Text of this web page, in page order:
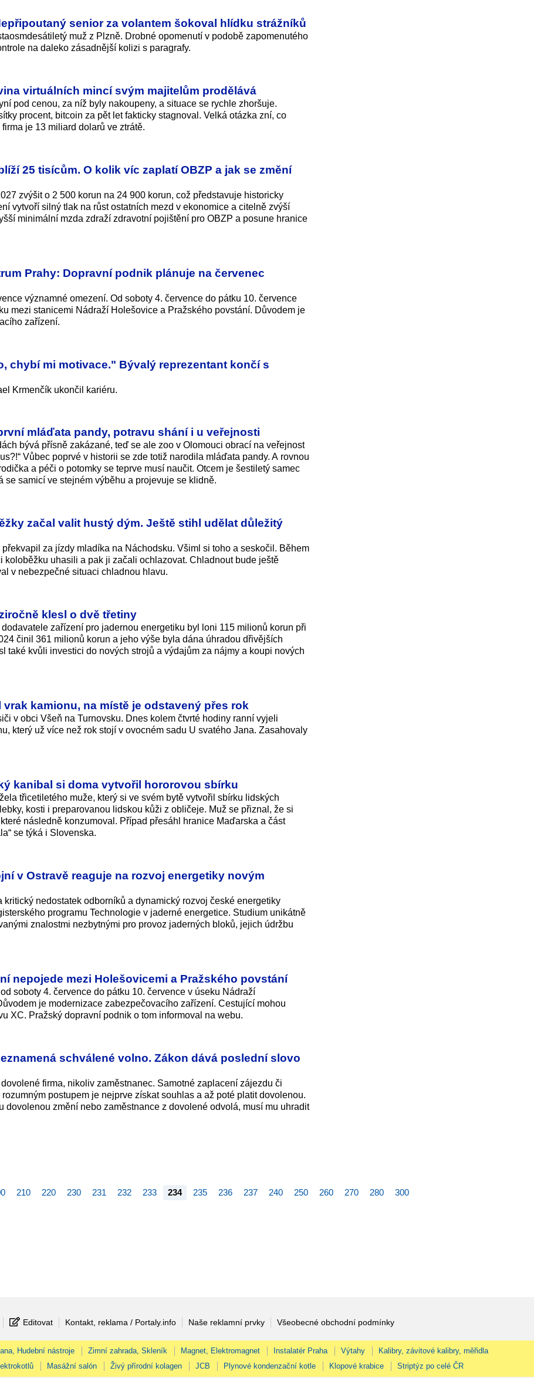
senior za volantem šokoval hlídku strážníků
muž z Plzně. Drobné opomenutí v podobě zapomenutého
na daleko zásadnější kolizi s paragrafy.
virtuálních mincí svým majitelům prodělává
pod cenou, za níž byly nakoupeny, a situace se rychle zhoršuje.
procent, bitcoin za pět let fakticky stagnoval. Velká otázka zní, co
je 13 miliard dolarů ve ztrátě.
25 tisícům. O kolik víc zaplatí OBZP a jak se změní
zvýšit o 2 500 korun na 24 900 korun, což představuje historicky
vytvoří silný tlak na růst ostatních mezd v ekonomice a citelně zvýší
minimální mzda zdraží zdravotní pojištění pro OBZP a posune hranice
Prahy: Dopravní podnik plánuje na červenec
významné omezení. Od soboty 4. července do pátku 10. července
mezi stanicemi Nádraží Holešovice a Pražského povstání. Důvodem je
zařízení.
chybí mi motivace." Bývalý reprezentant končí s
Krmenčík ukončil kariéru.
mláďata pandy, potravu shání i u veřejnosti
bývá přísně zakázané, teď se ale zoo v Olomouci obrací na veřejnost
Vůbec poprvé v historii se zde totiž narodila mláďata pandy. A rovnou
a péči o potomky se teprve musí naučit. Otcem je šestiletý samec
se samicí ve stejném výběhu a projevuje se klidně.
začal valit hustý dým. Ještě stihl udělat důležitý
za jízdy mladíka na Náchodsku. Všiml si toho a seskočil. Během
koloběžku uhasili a pak ji začali ochlazovat. Chladnout bude ještě
v nebezpečné situaci chladnou hlavu.
klesl o dvě třetiny
zařízení pro jadernou energetiku byl loni 115 milionů korun při
činil 361 milionů korun a jeho výše byla dána úhradou dřivějších
také kvůli investici do nových strojů a výdajům za nájmy a koupi nových
kamionu, na místě je odstavený přes rok
v obci Všeň na Turnovsku. Dnes kolem čtvrté hodiny ranní vyjeli
který už více než rok stojí v ovocném sadu U svatého Jana. Zasahovaly
kanibal si doma vytvořil hororovou sbírku
třicetiletého muže, který si ve svém bytě vytvořil sbírku lidských
kosti i preparovanou lidskou kůži z obličeje. Muž se přiznal, že si
následně konzumoval. Případ přesáhl hranice Maďarska a část
se týká i Slovenska.
v Ostravě reaguje na rozvoj energetiky novým
nedostatek odborníků a dynamický rozvoj české energetiky
programu Technologie v jaderné energetice. Studium unikátně
znalostmi nezbytnými pro provoz jaderných bloků, jejich údržbu
nepojede mezi Holešovicemi a Pražského povstání
soboty 4. července do pátku 10. července v úseku Nádraží
je modernizace zabezpečovacího zařízení. Cestující mohou
XC. Pražský dopravní podnik o tom informoval na webu.
schválené volno. Zákon dává poslední slovo
firma, nikoliv zaměstnanec. Samotné zaplacení zájezdu či
postupem je nejprve získat souhlas a až poté platit dovolenou.
dovolenou změní nebo zaměstnance z dovolené odvolá, musí mu uhradit
210 220 230 231 232 233 234 235 236 237 240 250 260 270 280 300
Editovat Kontakt, reklama / Portaly.info Naše reklamní prvky Všeobecné obchodní podmínky
Hudební nástroje Zimní zahrada, Skleník Magnet, Elektromagnet Instalatér Praha Výtahy
Kalibry, závitové kalibry, měřidla
Masážní salón Živý přírodní kolagen JCB Plynové kondenzační kotle Klopové krabice Striptýz po celé ČR